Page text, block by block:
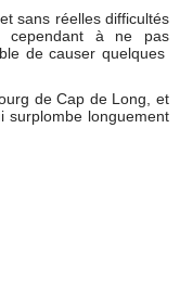
sans réelles difficultés
cependant à ne pas
de causer quelques
de Cap de Long, et
surplombe longuement